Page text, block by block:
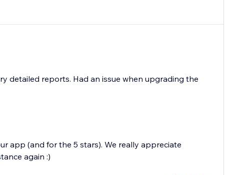
detailed reports. Had an issue when upgrading the
app (and for the 5 stars). We really appreciate
again :)